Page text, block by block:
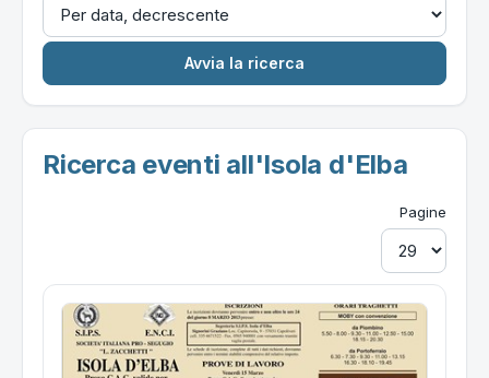
Ricerca eventi all'Isola d'Elba
Pagine